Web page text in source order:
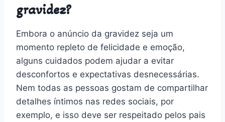
gravidez?
Embora o anúncio da gravidez seja um
momento repleto de felicidade e emoção,
alguns cuidados podem ajudar a evitar
desconfortos e expectativas desnecessárias.
Nem todas as pessoas gostam de compartilhar
detalhes íntimos nas redes sociais, por
exemplo, e isso deve ser respeitado pelos pais